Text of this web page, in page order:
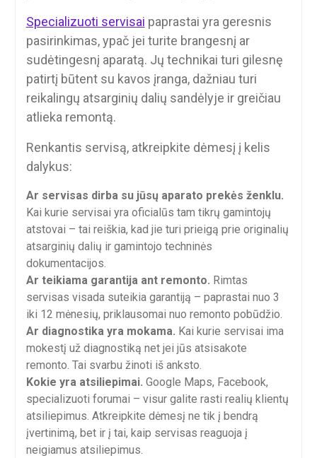
Specializuoti servisai paprastai yra geresnis
pasirinkimas, ypač jei turite brangesnį ar
sudėtingesnį aparatą. Jų technikai turi gilesnę
patirtį būtent su kavos įranga, dažniau turi
reikalingų atsarginių dalių sandėlyje ir greičiau
atlieka remontą.
Renkantis servisą, atkreipkite dėmesį į kelis
dalykus:
Ar servisas dirba su jūsų aparato prekės ženklu.
Kai kurie servisai yra oficialūs tam tikrų gamintojų
atstovai – tai reiškia, kad jie turi prieigą prie originalių
atsarginių dalių ir gamintojo techninės
dokumentacijos.
Ar teikiama garantija ant remonto. Rimtas
servisas visada suteikia garantiją – paprastai nuo 3
iki 12 mėnesių, priklausomai nuo remonto pobūdžio.
Ar diagnostika yra mokama. Kai kurie servisai ima
mokestį už diagnostiką net jei jūs atsisakote
remonto. Tai svarbu žinoti iš anksto.
Kokie yra atsiliepimai. Google Maps, Facebook,
specializuoti forumai – visur galite rasti realių klientų
atsiliepimus. Atkreipkite dėmesį ne tik į bendrą
įvertinimą, bet ir į tai, kaip servisas reaguoja į
neigiamus atsiliepimus.